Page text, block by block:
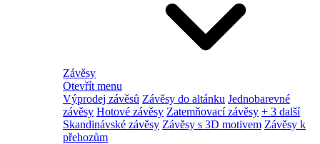
Závěsy
Otevřít menu
Výprodej závěsů Závěsy do altánku Jednobarevné
závěsy Hotové závěsy Zatemňovací závěsy + 3 další
Skandinávské závěsy Závěsy s 3D motivem Závěsy k
přehozům